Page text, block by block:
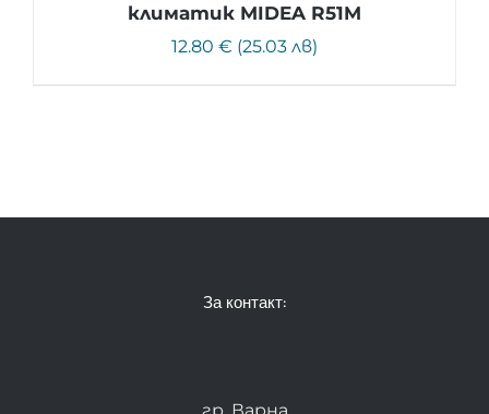
климатик MIDEA R51M
12.80 € (25.03 лв)
За контакт:
гр. Варна